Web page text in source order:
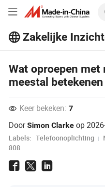
Zakelijke
Wat oproepen met
meestal betekenen
Keer bekeken: 7
DoorSimon Clarke op
Labels: Telefoonoplichting
808